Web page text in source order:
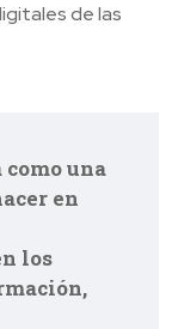
de las
una
en
los